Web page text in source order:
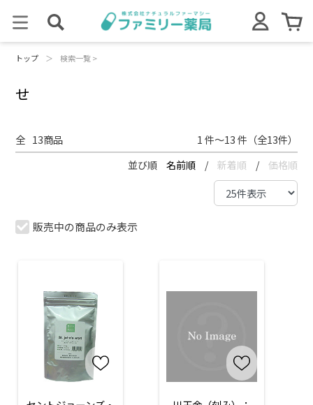
トップ ＞ 検索一覧 >
せ
全 13商品 1 件～13 件（全13件）
並び順 名前順 / 新着順 / 価格順
販売中の商品のみ表示